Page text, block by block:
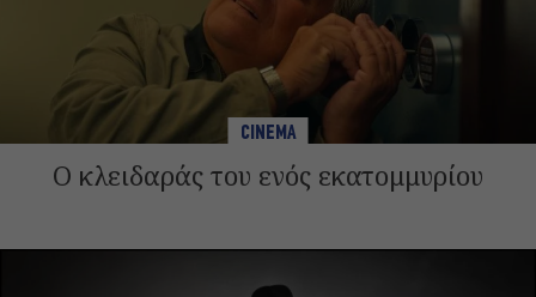
CINEMA
Ο κλειδαράς του ενός εκατομμυρίου